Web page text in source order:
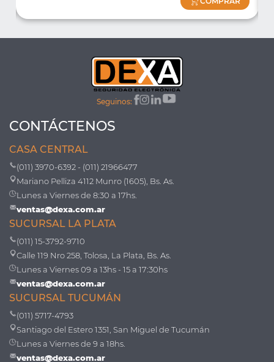
Seguinos:
CONTÁCTENOS
CASA CENTRAL
(011) 3970-6392 - (011) 21966477
Mariano Pelliza 4112 Munro (1605), Bs. As.
Lunes a Viernes de 8:30 a 17hs.
ventas@dexa.com.ar
SUCURSAL LA PLATA
(011) 15-3792-9710
Calle 119 Nro 258, Tolosa, La Plata, Bs. As.
Lunes a Viernes 09 a 13hs - 15 a 17:30hs
ventas@dexa.com.ar
SUCURSAL TUCUMÁN
(011) 5717-4793
Santiago del Estero 1351, San Miguel de Tucumán
Lunes a Viernes de 9 a 18hs.
ventas@dexa.com.ar